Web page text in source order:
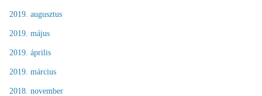
2019. augusztus
2019. május
2019. április
2019. március
2018. november